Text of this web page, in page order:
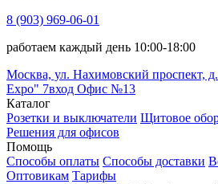
8 (903) 969-06-01
работаем каждый день 10:00-18:00
Москва, ул. Нахимовский проспект,
Expo" 7вход Офис №13
Каталог
Розетки и выключатели Щитовое
Решения для офисов
Помощь
Способы оплаты Способы доставки
Оптовикам Тарифы